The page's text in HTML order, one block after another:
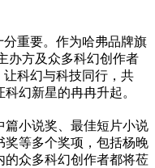
重要。作为哈弗品牌旗
办方及众多科幻创作者
让科幻与科技同行，共
幻新星的冉冉升起。
篇小说奖、最佳短片小说
奖等多个奖项，包括杨晚
的众多科幻创作者都将莅